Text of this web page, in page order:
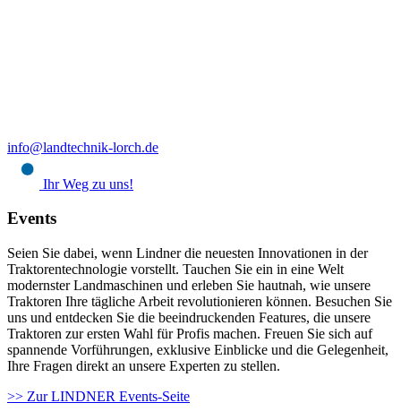
info@landtechnik-lorch.de
Ihr Weg zu uns!
Events
Seien Sie dabei, wenn Lindner die neuesten Innovationen in der
Traktorentechnologie vorstellt. Tauchen Sie ein in eine Welt
modernster Landmaschinen und erleben Sie hautnah, wie unsere
Traktoren Ihre tägliche Arbeit revolutionieren können. Besuchen Sie
uns und entdecken Sie die beeindruckenden Features, die unsere
Traktoren zur ersten Wahl für Profis machen. Freuen Sie sich auf
spannende Vorführungen, exklusive Einblicke und die Gelegenheit,
Ihre Fragen direkt an unsere Experten zu stellen.
>> Zur LINDNER Events-Seite